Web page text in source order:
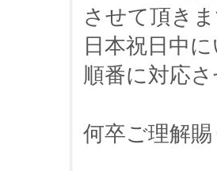
させて頂き
日本祝日中
順番に対応
何卒ご理解